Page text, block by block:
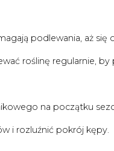
podlewania, aż się
roślinę regularnie, by
na początku
i rozluźnić pokrój kępy.